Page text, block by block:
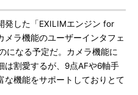
した「EXILIMエンジン for
ラ機能のユーザーインタフェ
になる予定だ。カメラ機能に
は割愛するが、9点AFや6軸手
な機能をサポートしておりとて